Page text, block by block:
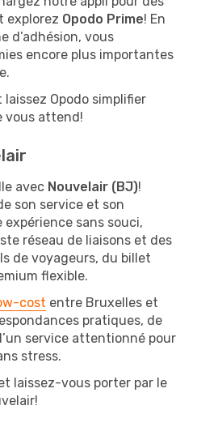
explorez Opodo Prime! En
d’adhésion, vous
encore plus importantes
Opodo simplifier
vous attend!
avec Nouvelair (BJ)!
son service et son
sans souci,
réseau de liaisons et des
de voyageurs, du billet
flexible.
cost entre Bruxelles et
pratiques, de
service attentionné pour
stress.
laissez-vous porter par le